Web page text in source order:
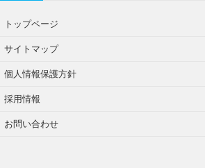
トップページ
サイトマップ
個人情報保護方針
採用情報
お問い合わせ